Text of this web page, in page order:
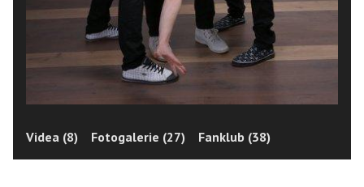
Videa (8) Fotogalerie (27) Fanklub (38)